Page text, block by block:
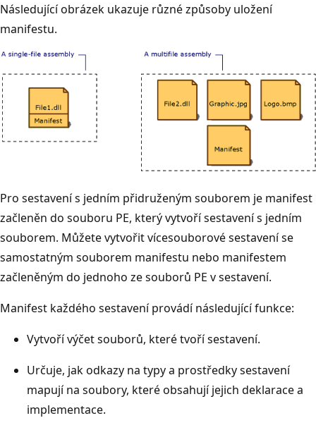
Následující obrázek ukazuje různé způsoby uložení
manifestu.
Pro sestavení s jedním přidruženým souborem je manifest
začleněn do souboru PE, který vytvoří sestavení s jedním
souborem. Můžete vytvořit vícesouborové sestavení se
samostatným souborem manifestu nebo manifestem
začleněným do jednoho ze souborů PE v sestavení.
Manifest každého sestavení provádí následující funkce:
Vytvoří výčet souborů, které tvoří sestavení.
Určuje, jak odkazy na typy a prostředky sestavení
mapují na soubory, které obsahují jejich deklarace a
implementace.